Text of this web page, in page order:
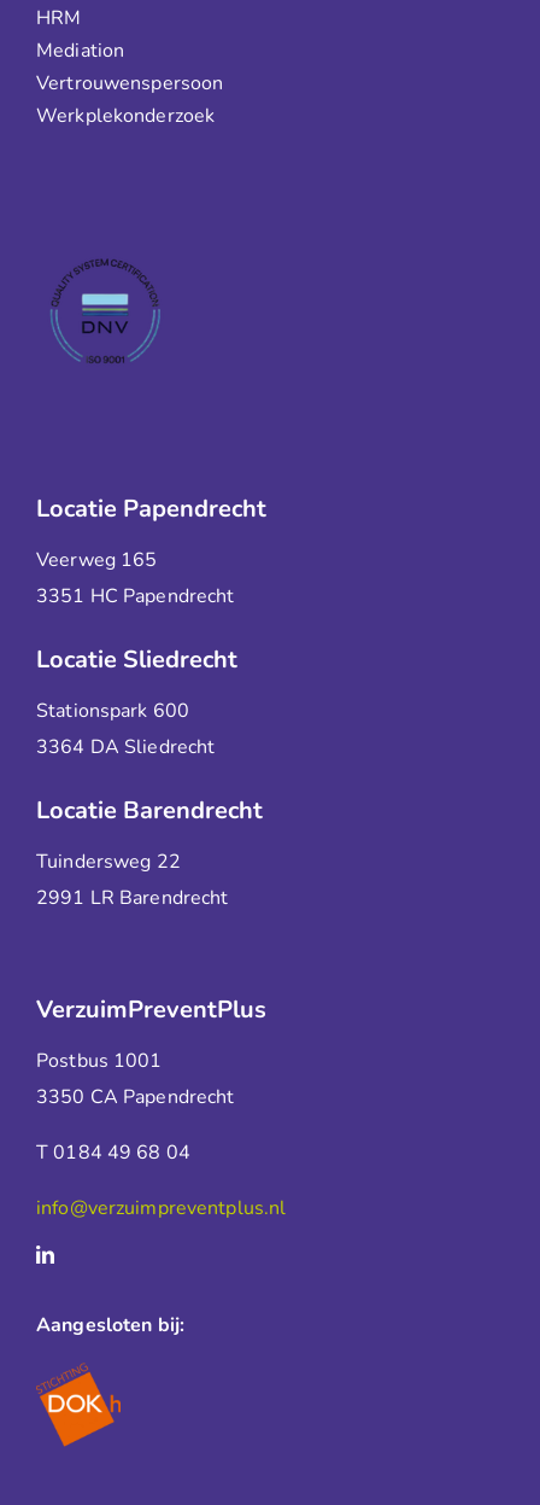
HRM
Mediation
Vertrouwenspersoon
Werkplekonderzoek
Locatie Papendrecht
Veerweg 165
3351 HC Papendrecht
Locatie Sliedrecht
Stationspark 600
3364 DA Sliedrecht
Locatie Barendrecht
Tuindersweg 22
2991 LR Barendrecht
VerzuimPreventPlus
Postbus 1001
3350 CA Papendrecht
T 0184 49 68 04
info@verzuimpreventplus.nl
Aangesloten bij: